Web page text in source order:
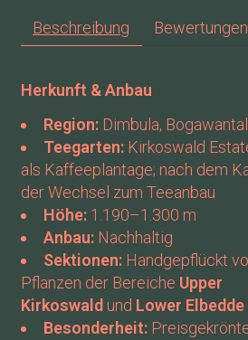
Beschreibung
Herkunft & Anbau
Region:Dimbula,
Teegarten:Kirkoswald
als Kaffeeplantage; nach dem
der Wechsel zum Teeanbau
Höhe:1.190–1.300 m
Anbau:Nachhaltig
Sektionen:Handgepflückt
Pflanzen der Bereiche Upper
Kirkoswald und Lower Elbedde
Besonderheit: